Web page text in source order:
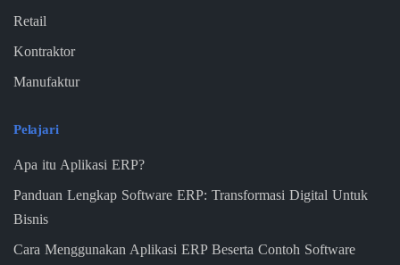
Retail
Kontraktor
Manufaktur
Pelajari
Apa itu Aplikasi ERP?
Panduan Lengkap Software ERP: Transformasi Digital Untuk
Bisnis
Cara Menggunakan Aplikasi ERP Beserta Contoh Software